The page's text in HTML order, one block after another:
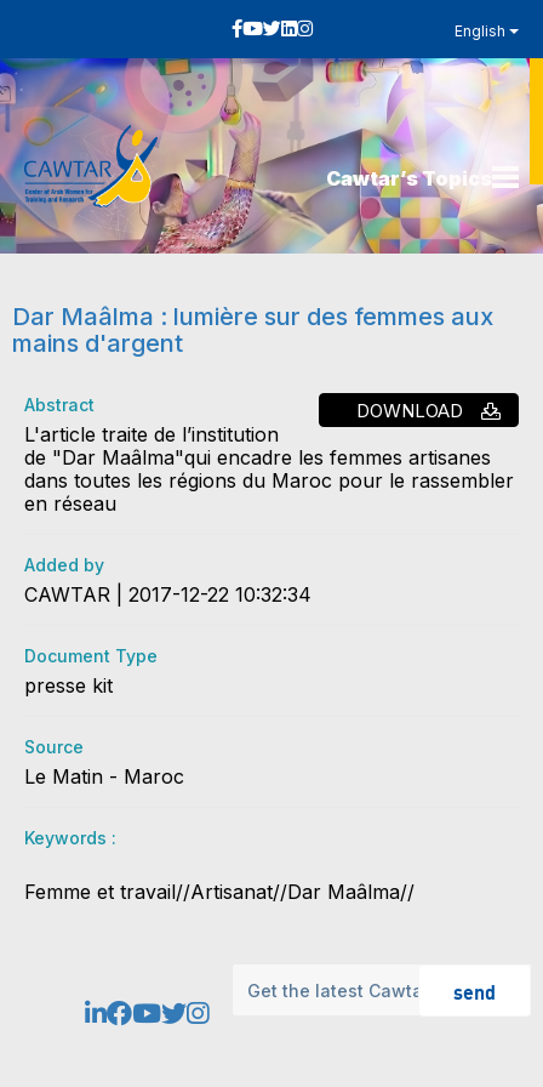
English
Cawtar’s Topics
Dar Maâlma : lumière sur des femmes aux
mains d'argent
DOWNLOAD
Abstract
L'article traite de l’institution
de "Dar Maâlma"qui encadre les femmes artisanes
dans toutes les régions du Maroc pour le rassembler
en réseau
Added by
CAWTAR | 2017-12-22 10:32:34
Document Type
presse kit
Source
Le Matin - Maroc
Keywords :
Femme et travail//Artisanat//Dar Maâlma//
send